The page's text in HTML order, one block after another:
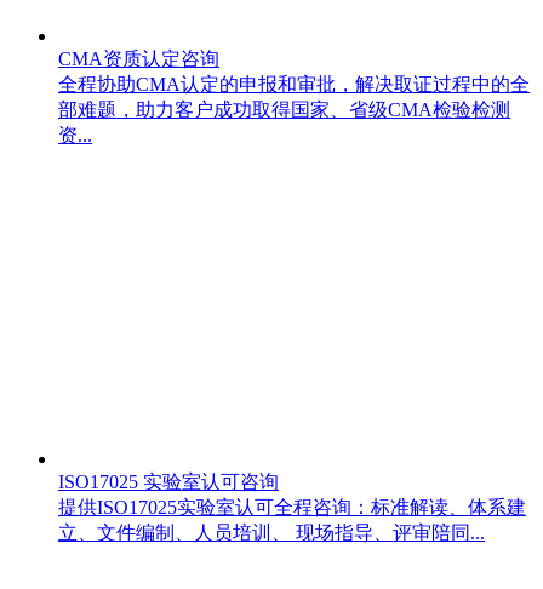
CMA资质认定咨询
全程协助CMA认定的申报和审批，解决取证过程中的全
部难题，助力客户成功取得国家、省级CMA检验检测
资...
ISO17025 实验室认可咨询
提供ISO17025实验室认可全程咨询：标准解读、体系建
立、文件编制、人员培训、 现场指导、评审陪同...